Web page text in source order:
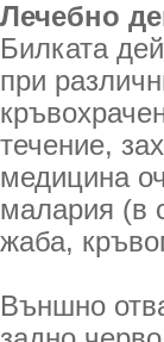
Лечебно
Билката
при
течение,
медицина
малария (в
жаба,
Външно